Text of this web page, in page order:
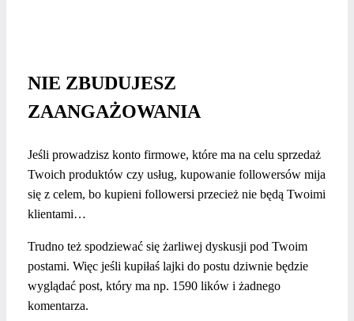
NIE ZBUDUJESZ
ZAANGAŻOWANIA
Jeśli prowadzisz konto firmowe, które ma na celu sprzedaż
Twoich produktów czy usług, kupowanie followersów mija
się z celem, bo kupieni followersi przecież nie będą Twoimi
klientami…
Trudno też spodziewać się żarliwej dyskusji pod Twoim
postami. Więc jeśli kupiłaś lajki do postu dziwnie będzie
wyglądać post, który ma np. 1590 lików i żadnego
komentarza.